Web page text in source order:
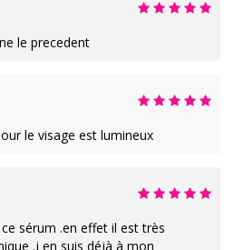
le precedent
le visage est lumineux
sérum .en effet il est très
.j en suis déjà à mon